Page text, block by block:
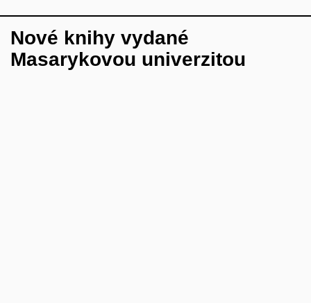
Nové knihy vydané
Masarykovou univerzitou